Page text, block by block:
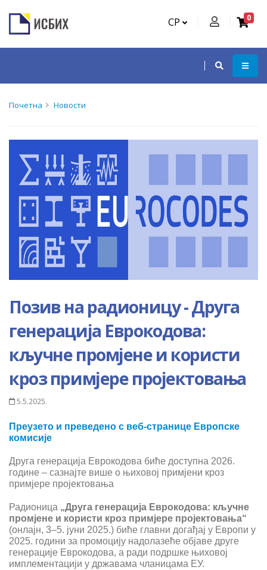
СР 0
Почетна Новости
Позив на радионицу - Друга
генерација Еврокодова:
кључне промјене и користи
кроз примјере пројектовања
5.5.2025.
Преузето и преведено с веб-странице Европске
комисије
Друга генерација Еврокодова биће доступна 2026.
године – сазнајте више о њиховој примјени кроз
примјере пројектовања
Радионица „Друга генерација Еврокодова: кључне
промјене и користи кроз примјере пројектовања“
(онлајн, 3–5. јуни 2025.) биће главни догађај у Европи у
2025. години за промоцију надолазеће објаве друге
генерације Еврокодова, а ради подршке њиховој
имплементацији у државама чланицама ЕУ.